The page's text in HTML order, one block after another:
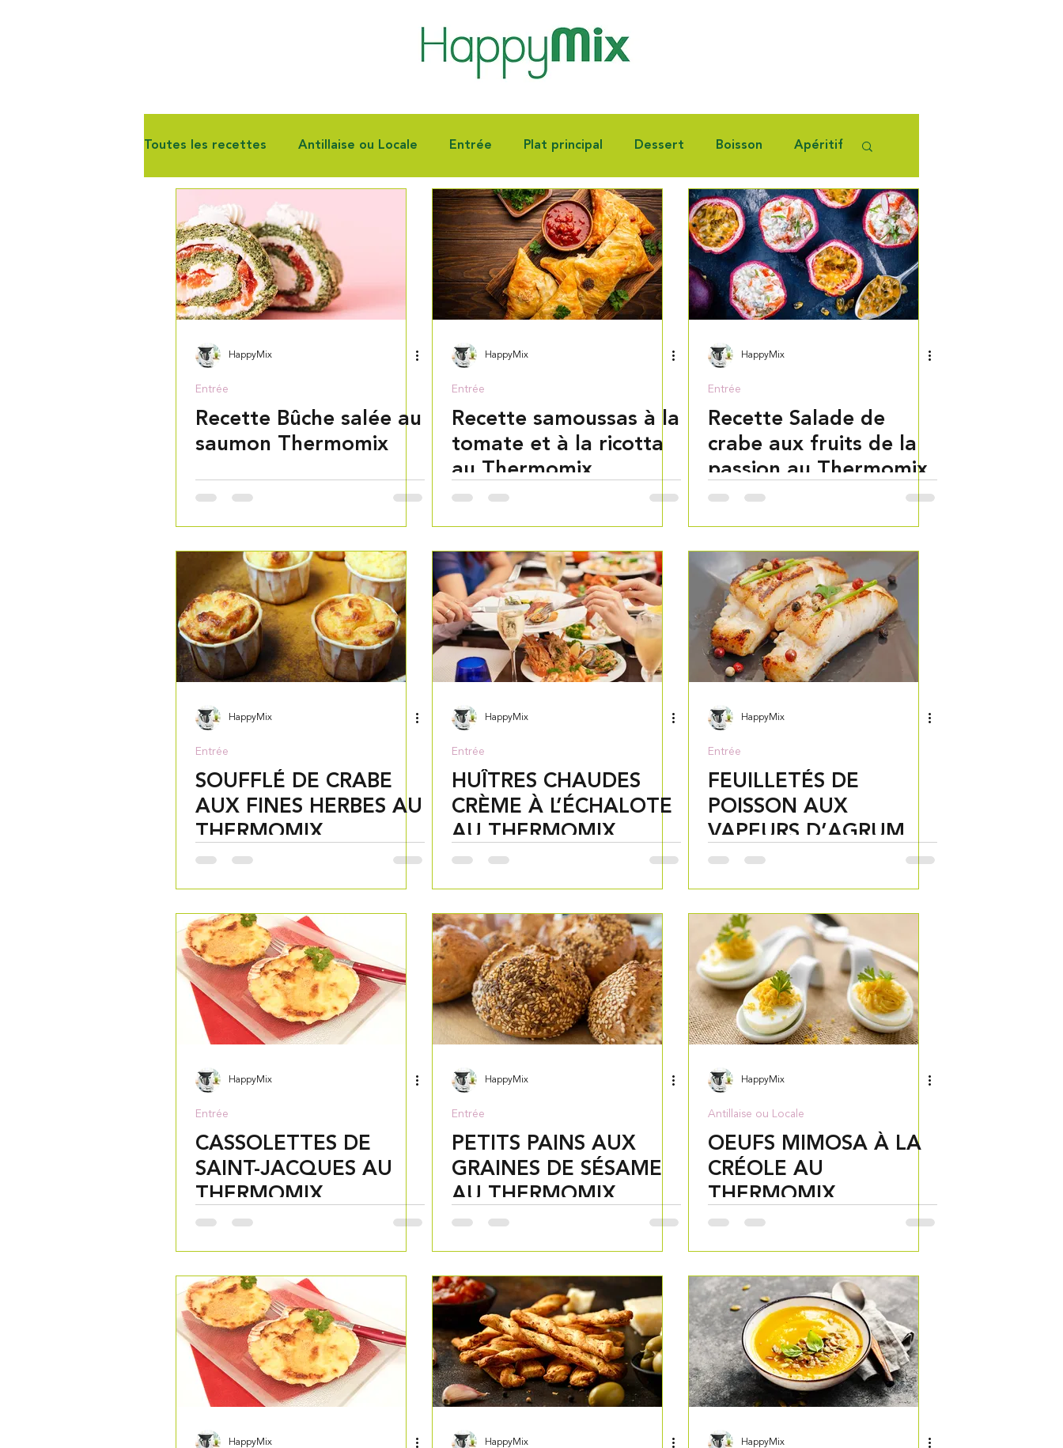
Toutes les recettes Antillaise ou Locale Entrée Plat principal Dessert Boisson Apéritif
Gourmandise Pain & Viennoiserie Fêtes Autres
HappyMix
Entrée
Recette Bûche salée au
saumon Thermomix
HappyMix
Entrée
Recette samoussas à la
tomate et à la ricotta
au Thermomix
HappyMix
Entrée
Recette Salade de
crabe aux fruits de la
passion au Thermomix
HappyMix
Entrée
SOUFFLÉ DE CRABE
AUX FINES HERBES AU
THERMOMIX
HappyMix
Entrée
HUÎTRES CHAUDES
CRÈME À L’ÉCHALOTE
AU THERMOMIX
HappyMix
Entrée
FEUILLETÉS DE
POISSON AUX
VAPEURS D’AGRUMES
THERMOMIX
HappyMix
Entrée
CASSOLETTES DE
SAINT-JACQUES AU
THERMOMIX
HappyMix
Entrée
PETITS PAINS AUX
GRAINES DE SÉSAME
AU THERMOMIX
HappyMix
Antillaise ou Locale
OEUFS MIMOSA À LA
CRÉOLE AU
THERMOMIX
HappyMix HappyMix HappyMix